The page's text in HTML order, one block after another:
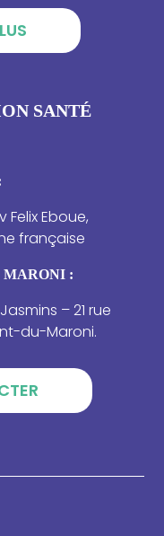
SANTÉ
Felix Eboue,
française
MARONI :
– 21 rue
du-Maroni.